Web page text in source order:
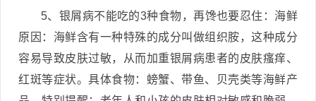
5、银屑病不能吃的3种食物，再馋也要忍住：海鲜
原因：海鲜含有一种特殊的成分叫做组织胺，这种成分
容易导致皮肤过敏，从而加重银屑病患者的皮肤瘙痒、
红斑等症状。具体食物：螃蟹、带鱼、贝壳类等海鲜产